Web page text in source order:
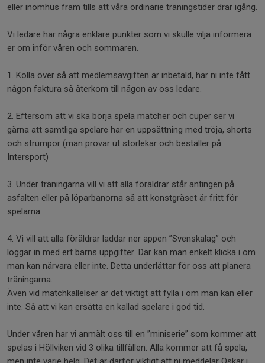
eller inomhus fram tills att våra ordinarie träningstider drar igång.
Vi ledare har några enklare punkter som vi skulle vilja informera
er om inför våren och sommaren.
1. Kolla över så att medlemsavgiften är inbetald, har ni inte fått
någon faktura så återkom till någon av oss ledare.
2. Eftersom att vi ska börja spela matcher och cuper ser vi
gärna att samtliga spelare har en uppsättning med tröja, shorts
och strumpor (man provar ut storlekar och beställer på
Intersport)
3. Under träningarna vill vi att alla föräldrar står antingen på
asfalten eller på löparbanorna så att konstgräset är fritt för
spelarna.
4. Vi vill att alla föräldrar laddar ner appen ”Svenskalag” och
loggar in med ert barns uppgifter. Där kan man enkelt klicka i om
man kan närvara eller inte. Detta underlättar för oss att planera
träningarna.
Även vid matchkallelser är det viktigt att fylla i om man kan eller
inte. Så att vi kan ersätta en kallad spelare i god tid.
Under våren har vi anmält oss till en ”miniserie” som kommer att
spelas i Höllviken vid 3 olika tillfällen. Alla kommer att få spela,